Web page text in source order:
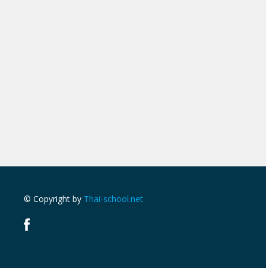
© Copyright by Thai-school.net